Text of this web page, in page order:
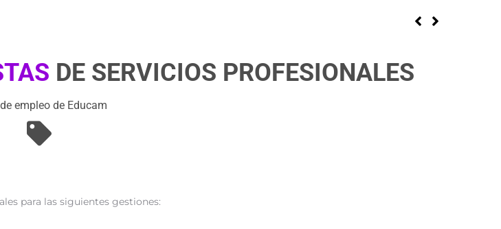
DE SERVICIOS PROFESIONALES
empleo de Educam
para las siguientes gestiones: